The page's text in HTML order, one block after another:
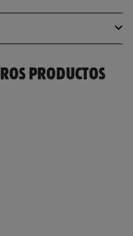
100 m
Amarillo
0713752PRODUCTOS